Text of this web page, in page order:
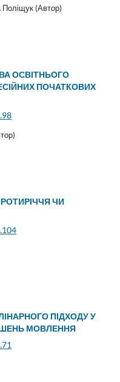
Поліщук (Автор)
ОСВІТНЬОГО
ПОЧАТКОВИХ
ЧИ
ПІДХОДУ У
МОВЛЕННЯ